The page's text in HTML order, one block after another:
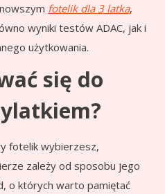
fotelik dla 3 latka,
wyniki testów ADAC, jak i
użytkowania.
się do
fotelik wybierzesz,
zależy od sposobu jego
o których warto pamiętać